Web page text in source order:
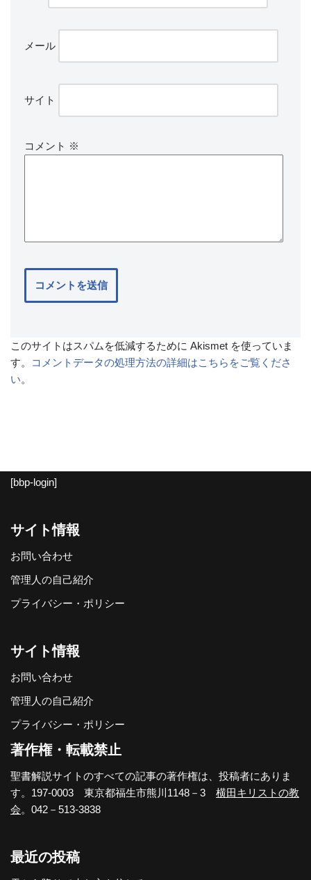
メール
サイト
コメント ※
このサイトはスパムを低減するために Akismet を使っていま
す。
コメントデータの処理方法の詳細はこちらをご覧くださ
い。
[bbp-login]
サイト情報
お問い合わせ
管理人の自己紹介
プライバシー・ポリシー
サイト情報
お問い合わせ
管理人の自己紹介
プライバシー・ポリシー
著作権・転載禁止
聖書解説サイトのすべての記事の著作権は、投稿者にありま
す。197-0003 東京都福生市熊川1148－3 横田キリストの教
会。042－513-3838
最近の投稿